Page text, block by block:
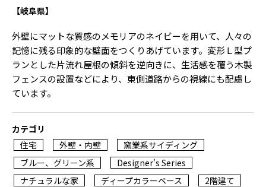
【岐阜県】
外壁にマットな質感のメモリアのネイビーを用いて、人々の
記憶に残る印象的な壁面をつくりあげています。変形Ｌ型プ
ランとした片流れ屋根の傾斜を逆向きに、生活感を覆う木製
フェンスの設置などにより、東側道路からの視線にも配慮し
ています。
カテゴリ
住宅
外壁・内壁
窯業系サイディング
ブルー、グリーン系
Designer's Series
ナチュラルな家
ディープカラーベース 2階建て